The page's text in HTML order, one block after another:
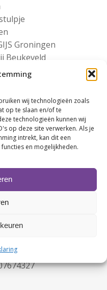
wij technologieën zoals
op te slaan en/of te
technologieën kunnen wij
op deze site verwerken. Als je
intrekt, kan dit een
en mogelijkheden.
Groningen
Beukeveld
Services BV